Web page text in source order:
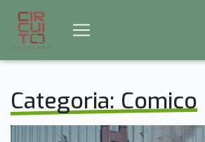
Categoria: Comico